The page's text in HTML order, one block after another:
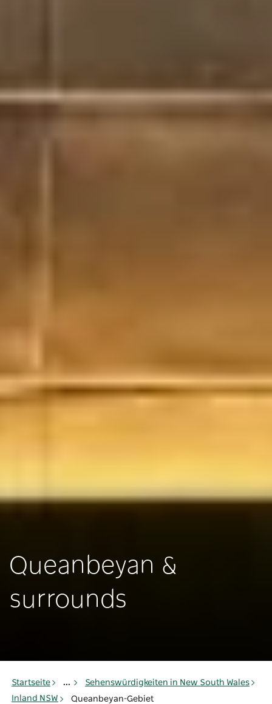
Queanbeyan &
surrounds
Startseite ...
Sehenswürdigkeiten in New South Wales
Inland NSW
Queanbeyan-Gebiet